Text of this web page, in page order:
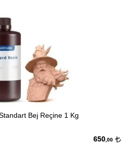
Bej Reçine 1 Kg
650 ,00